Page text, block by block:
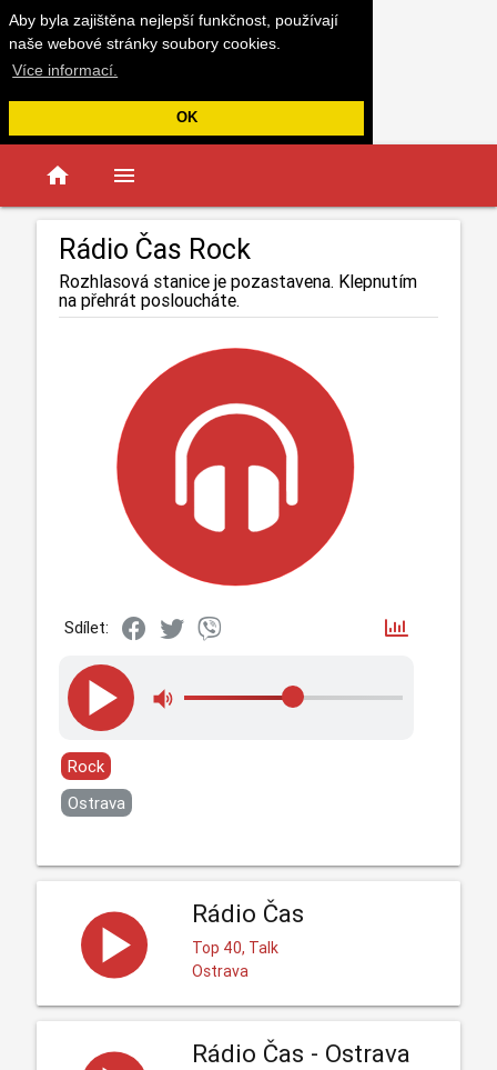
Aby byla zajištěna nejlepší funkčnost, používají
naše webové stránky soubory cookies.
Více informací.
OK
home menu
Rádio Čas Rock
Rozhlasová stanice je pozastavena. Klepnutím
na přehrát posloucháte.
Sdílet:
Rock
Ostrava
Rádio Čas
Top 40, Talk
Ostrava
Rádio Čas - Ostrava